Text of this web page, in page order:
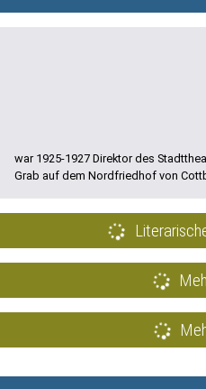
war 1925-1927 Direktor des
Grab auf dem Nordfriedhof von